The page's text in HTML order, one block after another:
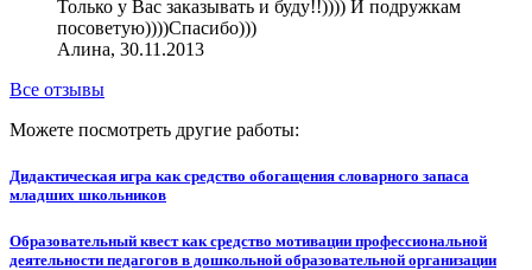
Только у Вас заказывать и буду!!)))) И подружкам
посоветую))))Спасибо)))
Алина, 30.11.2013
Все отзывы
Можете посмотреть другие работы:
Дидактическая игра как средство обогащения словарного запаса
младших школьников
Образовательный квест как средство мотивации профессиональной
деятельности педагогов в дошкольной образовательной организации